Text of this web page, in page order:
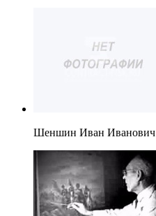
Шеншин Иван Иванович